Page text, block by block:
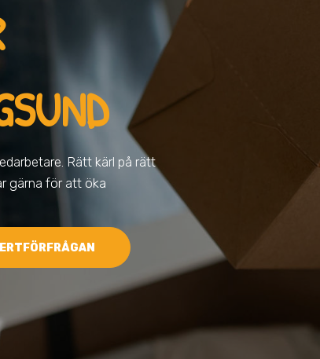
Rätt kärl på rätt
gärna för att öka